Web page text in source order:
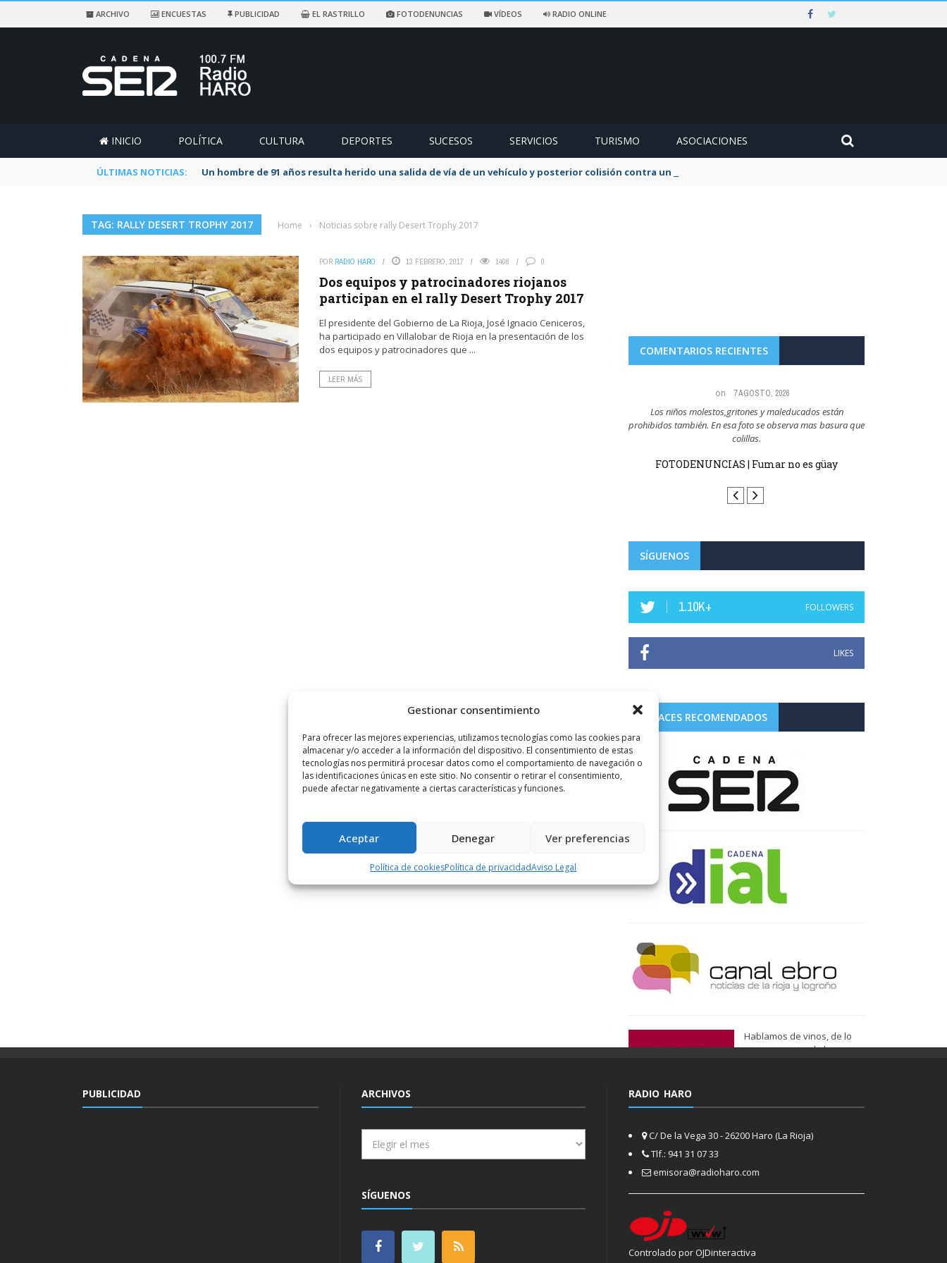
Gestionar consentimiento
Para ofrecer las mejores experiencias, utilizamos tecnologías como las cookies para
almacenar y/o acceder a la información del dispositivo. El consentimiento de estas
tecnologías nos permitirá procesar datos como el comportamiento de navegación o
las identificaciones únicas en este sitio. No consentir o retirar el consentimiento,
puede afectar negativamente a ciertas características y funciones.
Aceptar Denegar Ver preferencias
Política de cookiesPolítica de privacidadAviso Legal
ARCHIVO ENCUESTAS PUBLICIDAD EL RASTRILLO FOTODENUNCIAS VÍDEOS RADIO ONLINE
INICIO POLÍTICA CULTURA DEPORTES SUCESOS SERVICIOS TURISMO ASOCIACIONES
ÚLTIMAS NOTICIAS: Un hombre de 91 años resulta herido una salida de vía de un vehículo y posterior colisión contra un muro en Ezcaray
TAG: RALLY DESERT TROPHY 2017 Home › Noticias sobre rally Desert Trophy 2017
POR RADIO HARO 13 FEBRERO, 2017 1408 0
Dos equipos y patrocinadores riojanos
participan en el rally Desert Trophy 2017
El presidente del Gobierno de La Rioja, José Ignacio Ceniceros,
ha participado en Villalobar de Rioja en la presentación de los
dos equipos y patrocinadores que ...
LEER MÁS
COMENTARIOS RECIENTES
on 7 AGOSTO, 2026
Los niños molestos,gritones y maleducados están
prohibidos también. En esa foto se observa mas basura que
colillas.
FOTODENUNCIAS | Fumar no es güay
SÍGUENOS
1.10K+ FOLLOWERS
LIKES
ENLACES RECOMENDADOS
Hablamos de vinos, de lo
que nos gusta, de lo que
PUBLICIDAD ARCHIVOS
SÍGUENOS
RADIO HARO
C/ De la Vega 30 - 26200 Haro (La Rioja)
Tlf.: 941 31 07 33
emisora@radioharo.com
Controlado por OJDinteractiva